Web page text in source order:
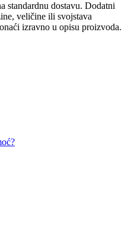
standardnu ​​dostavu. Dodatni
veličine ili svojstava
izravno u opisu proizvoda.